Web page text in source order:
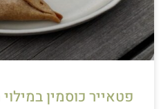
פטאייר כוסמין במילוי